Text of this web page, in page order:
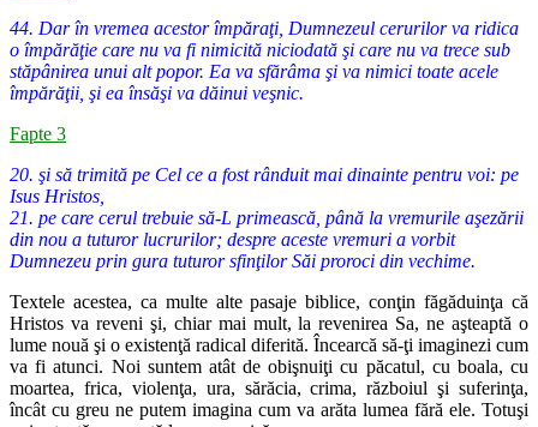
44. Dar în vremea acestor împăraţi, Dumnezeul cerurilor va ridica
o împărăţie care nu va fi nimicită niciodată şi care nu va trece sub
stăpânirea unui alt popor. Ea va sfărâma şi va nimici toate acele
împărăţii, şi ea însăşi va dăinui veşnic.
Fapte 3
20. şi să trimită pe Cel ce a fost rânduit mai dinainte pentru voi: pe
Isus Hristos,
21. pe care cerul trebuie să-L primească, până la vremurile aşezării
din nou a tuturor lucrurilor; despre aceste vremuri a vorbit
Dumnezeu prin gura tuturor sfinţilor Săi proroci din vechime.
Textele acestea, ca multe alte pasaje biblice, conţin făgăduinţa că
Hristos va reveni şi, chiar mai mult, la revenirea Sa, ne aşteaptă o
lume nouă şi o existenţă radical diferită. Încearcă să-ţi imaginezi cum
va fi atunci. Noi suntem atât de obişnuiţi cu păcatul, cu boala, cu
moartea, frica, violenţa, ura, sărăcia, crima, războiul şi suferinţa,
încât cu greu ne putem imagina cum va arăta lumea fără ele. Totuşi